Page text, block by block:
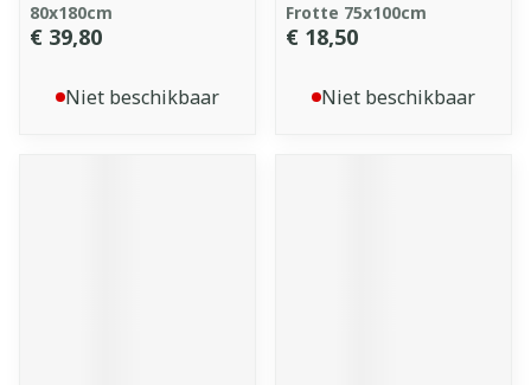
80x180cm
€ 39,80
Niet beschikbaar
Frotte 75x100cm
€ 18,50
Niet beschikbaar